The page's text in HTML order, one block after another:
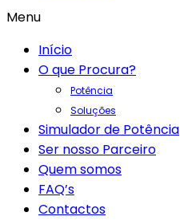
Menu
Início
O que Procura?
Potência
Soluções
Simulador de Potência
Ser nosso Parceiro
Quem somos
FAQ’s
Contactos